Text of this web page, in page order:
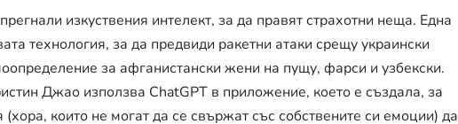
изкуствения интелект, за да правят страхотни неща. Една
технология, за да предвиди ракетни атаки срещу украински
за афганистански жени на пущу, фарси и узбекски.
Джао използва ChatGPT в приложение, което е създала, за
които не могат да се свържат със собствените си емоции) да